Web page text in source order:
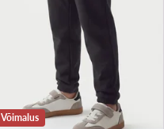
Võimalus